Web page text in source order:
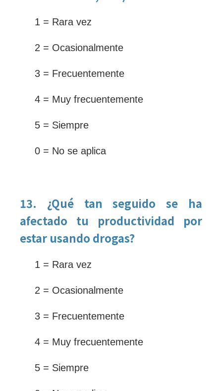
1 = Rara vez
2 = Ocasionalmente
3 = Frecuentemente
4 = Muy frecuentemente
5 = Siempre
0 = No se aplica
13. ¿Qué tan seguido se ha
afectado tu productividad por
estar usando drogas?
1 = Rara vez
2 = Ocasionalmente
3 = Frecuentemente
4 = Muy frecuentemente
5 = Siempre